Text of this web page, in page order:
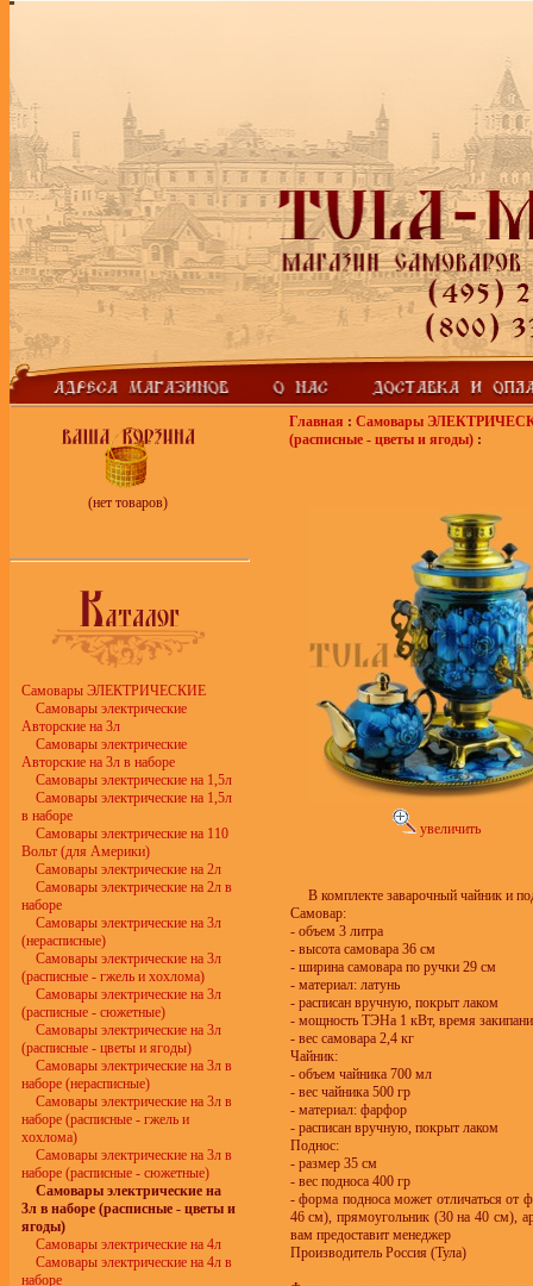
(нет товаров)
Самовары ЭЛЕКТРИЧЕСКИЕ
Самовары электрические
Авторские на 3л
Самовары электрические
Авторские на 3л в наборе
Самовары электрические на 1,5л
Самовары электрические на 1,5л
в наборе
Самовары электрические на 110
Вольт (для Америки)
Самовары электрические на 2л
Самовары электрические на 2л в
наборе
Самовары электрические на 3л
(нерасписные)
Самовары электрические на 3л
(расписные - гжель и хохлома)
Самовары электрические на 3л
(расписные - сюжетные)
Самовары электрические на 3л
(расписные - цветы и ягоды)
Самовары электрические на 3л в
наборе (нерасписные)
Самовары электрические на 3л в
наборе (расписные - гжель и
хохлома)
Самовары электрические на 3л в
наборе (расписные - сюжетные)
Самовары электрические на
3л в наборе (расписные - цветы и
ягоды)
Самовары электрические на 4л
Самовары электрические на 4л в
наборе
Главная : Самовары
(расписные - цветы и ягоды):
увеличить
В комплекте заварочный чайник и
Самовар:
- объем 3 литра
- высота самовара 36 см
- ширина самовара по ручки 29 см
- материал: латунь
- расписан вручную, покрыт лаком
- мощность ТЭНа 1 кВт, время
- вес самовара 2,4 кг
Чайник:
- объем чайника 700 мл
- вес чайника 500 гр
- материал: фарфор
- расписан вручную, покрыт лаком
Поднос:
- размер 35 см
- вес подноса 400 гр
- форма подноса может отличаться
46 см), прямоугольник (30 на 40 см),
вам предоставит менеджер
Производитель Россия (Тула)